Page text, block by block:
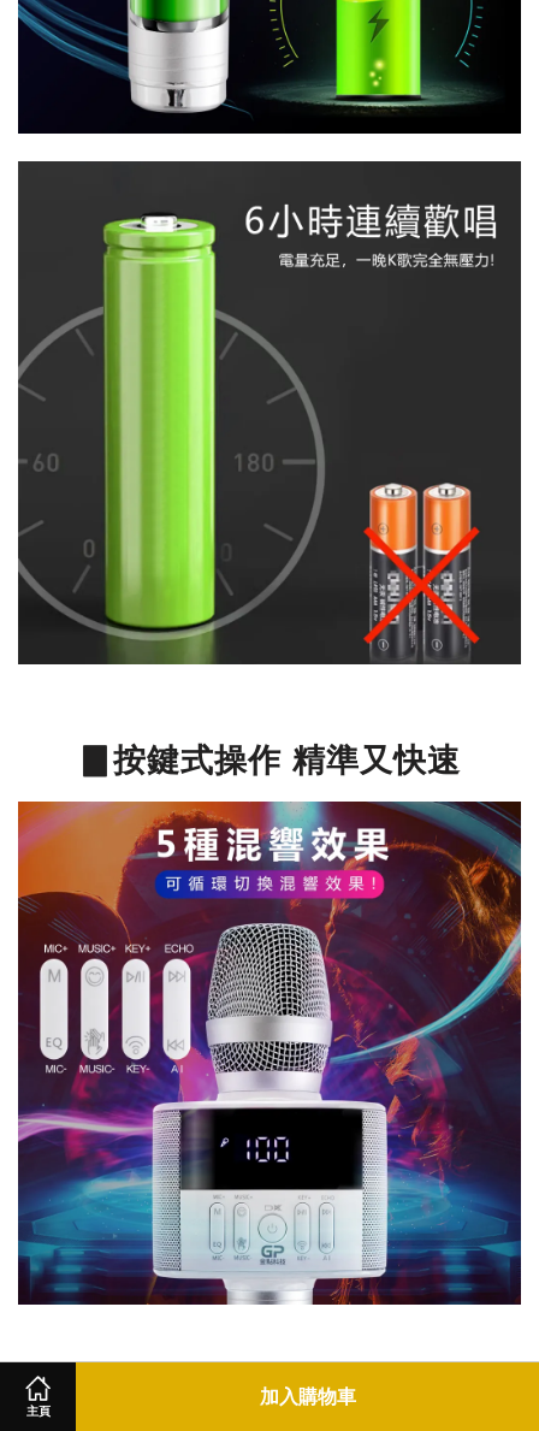
主頁
加入購物車
▊按鍵式操作 精準又快速
▊大螢幕功能顯示